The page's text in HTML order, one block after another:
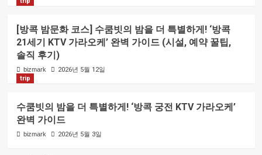
[방콕 밤문화 코스] 수쿰빗의 밤을 더 특별하게! ‘방콕
21세기 KTV 가라오케’ 완벽 가이드 (시설, 예약 꿀팁,
솔직 후기)
bizmark
2026년 5월 12일
trip
수쿰빗의 밤을 더 특별하게! ‘방콕 궁전 KTV 가라오케’
완벽 가이드
bizmark 2026년 5월 3일